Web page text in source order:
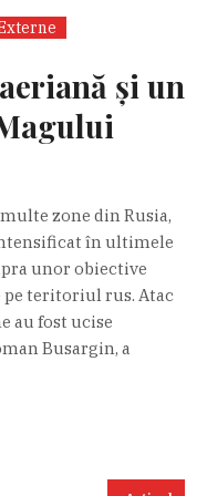
și un
zone din Rusia,
în ultimele
unor obiective
teritoriul rus. Atac
au fost ucise
Busargin, a